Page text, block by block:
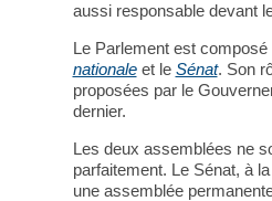
aussi responsable devant
Le Parlement est
nationaleet le Sénat. Son
proposées par le
dernier.
Les deux assemblées ne
parfaitement. Le Sénat, à
une assemblée